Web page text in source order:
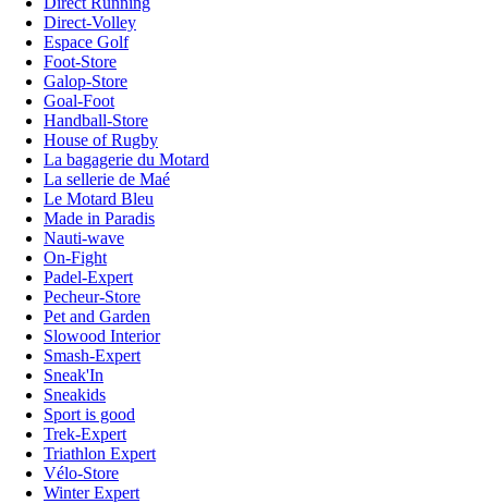
Direct-Volley
Espace Golf
Foot-Store
Galop-Store
Goal-Foot
Handball-Store
House of Rugby
La bagagerie du Motard
La sellerie de Maé
Le Motard Bleu
Made in Paradis
Nauti-wave
On-Fight
Padel-Expert
Pecheur-Store
Pet and Garden
Slowood Interior
Smash-Expert
Sneak'In
Sneakids
Sport is good
Trek-Expert
Triathlon Expert
Vélo-Store
Winter Expert